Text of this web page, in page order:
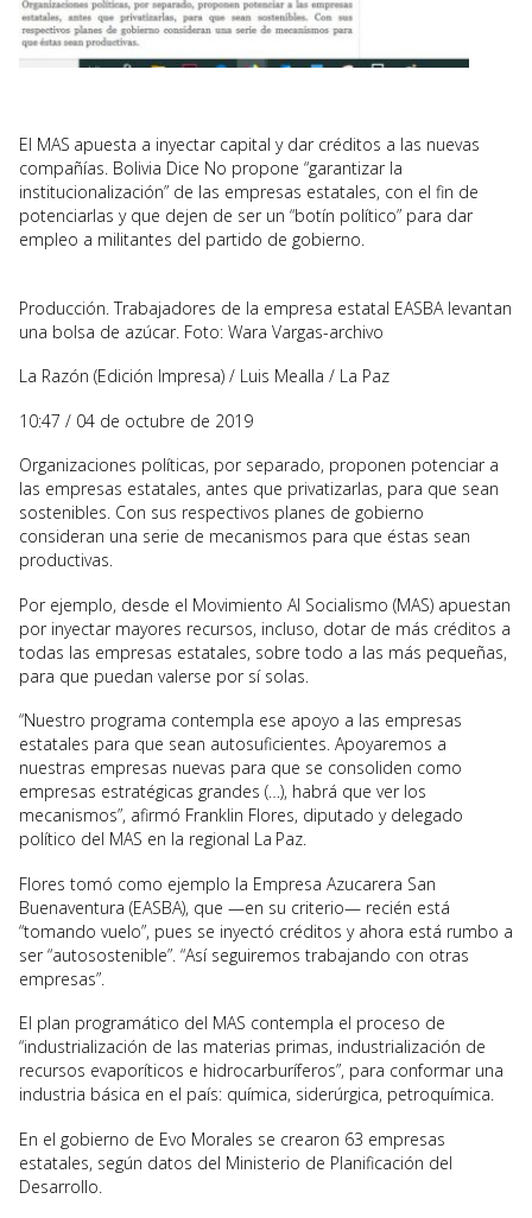
El MAS apuesta a inyectar capital y dar créditos a las nuevas
compañías. Bolivia Dice No propone “garantizar la
institucionalización” de las empresas estatales, con el fin de
potenciarlas y que dejen de ser un “botín político” para dar
empleo a militantes del partido de gobierno.
Producción. Trabajadores de la empresa estatal EASBA levantan
una bolsa de azúcar. Foto: Wara Vargas-archivo
La Razón (Edición Impresa) / Luis Mealla / La Paz
10:47 / 04 de octubre de 2019
Organizaciones políticas, por separado, proponen potenciar a
las empresas estatales, antes que privatizarlas, para que sean
sostenibles. Con sus respectivos planes de gobierno
consideran una serie de mecanismos para que éstas sean
productivas.
Por ejemplo, desde el Movimiento Al Socialismo (MAS) apuestan
por inyectar mayores recursos, incluso, dotar de más créditos a
todas las empresas estatales, sobre todo a las más pequeñas,
para que puedan valerse por sí solas.
“Nuestro programa contempla ese apoyo a las empresas
estatales para que sean autosuficientes. Apoyaremos a
nuestras empresas nuevas para que se consoliden como
empresas estratégicas grandes (…), habrá que ver los
mecanismos”, afirmó Franklin Flores, diputado y delegado
político del MAS en la regional La Paz.
Flores tomó como ejemplo la Empresa Azucarera San
Buenaventura (EASBA), que —en su criterio— recién está
“tomando vuelo”, pues se inyectó créditos y ahora está rumbo a
ser “autosostenible”. “Así seguiremos trabajando con otras
empresas”.
El plan programático del MAS contempla el proceso de
“industrialización de las materias primas, industrialización de
recursos evaporíticos e hidrocarburíferos”, para conformar una
industria básica en el país: química, siderúrgica, petroquímica.
En el gobierno de Evo Morales se crearon 63 empresas
estatales, según datos del Ministerio de Planificación del
Desarrollo.